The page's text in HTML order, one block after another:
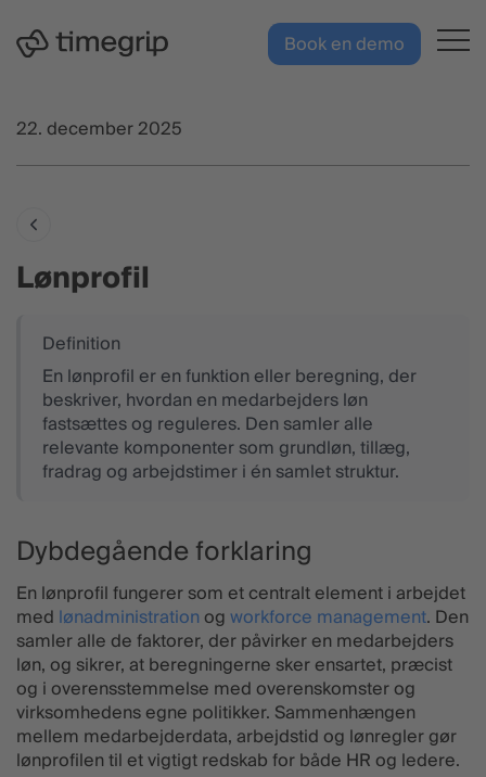
Book en demo
22. december 2025
Lønprofil
En lønprofil er en funktion eller beregning, der
beskriver, hvordan en medarbejders løn
fastsættes og reguleres. Den samler alle
relevante komponenter som grundløn, tillæg,
fradrag og arbejdstimer i én samlet struktur.
Dybdegående forklaring
En lønprofil fungerer som et centralt element i arbejdet
med lønadministration ogworkforce management. Den
samler alle de faktorer, der påvirker en medarbejders
løn, og sikrer, at beregningerne sker ensartet, præcist
og i overensstemmelse med overenskomster og
virksomhedens egne politikker. Sammenhængen
mellem medarbejderdata, arbejdstid og lønregler gør
lønprofilen til et vigtigt redskab for både HR og ledere.